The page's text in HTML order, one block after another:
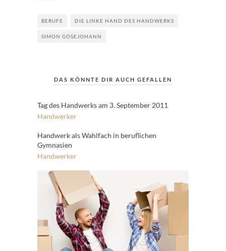
BERUFE DIE LINKE HAND DES HANDWERKS
SIMON GOSEJOHANN
DAS KÖNNTE DIR AUCH GEFALLEN
Tag des Handwerks am 3. September 2011
Handwerker
Handwerk als Wahlfach in beruflichen
Gymnasien
Handwerker